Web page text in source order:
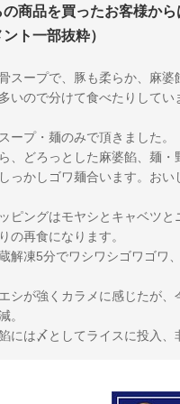
商品を買ったお客様か
ト一部抜粋）
スープで、豚も柔らか、麻婆
いので分けて食べたりしてい
ープ・麺のみで頂きました。
、どろっとした麻婆餡、麺・
っかしゴワ麺合います。おい
ピングはモヤシとキャベツと
の再食になります。
解凍5分でワシワシゴワゴワ
シが強くカラメに感じたが
。
には〆としてライスに投入、